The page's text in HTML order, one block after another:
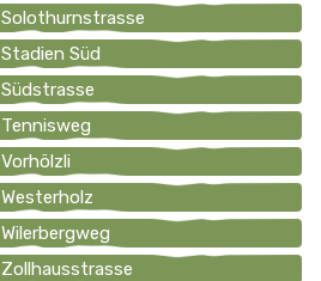
Solothurnstrasse
Stadien Süd
Südstrasse
Tennisweg
Vorhölzli
Westerholz
Wilerbergweg
Zollhausstrasse